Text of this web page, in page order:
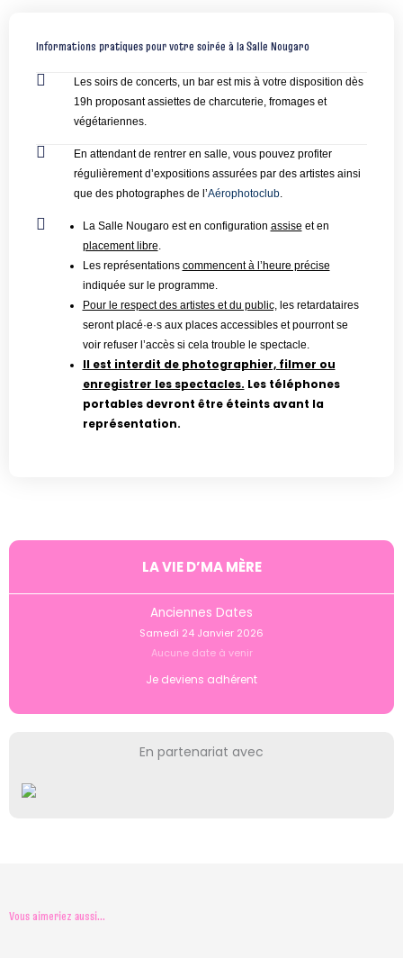
Informations pratiques pour votre soirée à la Salle Nougaro
Les soirs de concerts, un bar est mis à votre disposition dès
19h proposant assiettes de charcuterie, fromages et
végétariennes.
En attendant de rentrer en salle, vous pouvez profiter
régulièrement d’expositions assurées par des artistes ainsi
que des photographes de l’Aérophotoclub.
La Salle Nougaro est en configuration assise et en
placement libre
Les représentations commencent à l’heure précise
indiquée sur le programme.
Pour le respect des artistes et du public, les retardataires
seront placé·e·s aux places accessibles et pourront se
voir refuser l’accès si cela trouble le spectacle.
Il est interdit de photographier, filmer ou
enregistrer les spectacles. Les téléphones
portables devront être éteints avant la
représentation.
LA VIE D’MA MÈRE
Anciennes Dates
Samedi 24 Janvier 2026
Aucune date à venir
Je deviens adhérent
En partenariat avec
Vous aimeriez aussi...